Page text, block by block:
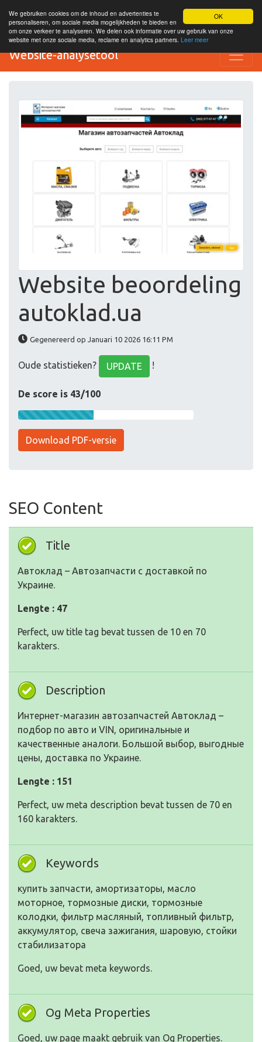
OK
We gebruiken cookies om de inhoud en advertenties te
personaliseren, om sociale media mogelijkheden te bieden en
om onze verkeer te analyseren. We delen ook informatie over uw gebruik van onze
website met onze sociale media, reclame en analytics partners. Leer meer
Website-analysetool
Website beoordeling
autoklad.ua
Gegenereerd op Januari 10 2026 16:11 PM
Oude statistieken? UPDATE !
De score is 43/100
Download PDF-versie
SEO Content
Title
Автоклад – Автозапчасти с доставкой по
Украине.
Lengte : 47
Perfect, uw title tag bevat tussen de 10 en 70
karakters.
Description
Интернет-магазин автозапчастей Автоклад –
подбор по авто и VIN, оригинальные и
качественные аналоги. Большой выбор, выгодные
цены, доставка по Украине.
Lengte : 151
Perfect, uw meta description bevat tussen de 70 en
160 karakters.
Keywords
купить запчасти, амортизаторы, масло
моторное, тормозные диски, тормозные
колодки, фильтр масляный, топливный фильтр,
аккумулятор, свеча зажигания, шаровую, стойки
стабилизатора
Goed, uw bevat meta keywords.
Og Meta Properties
Goed, uw page maakt gebruik van Og Properties.